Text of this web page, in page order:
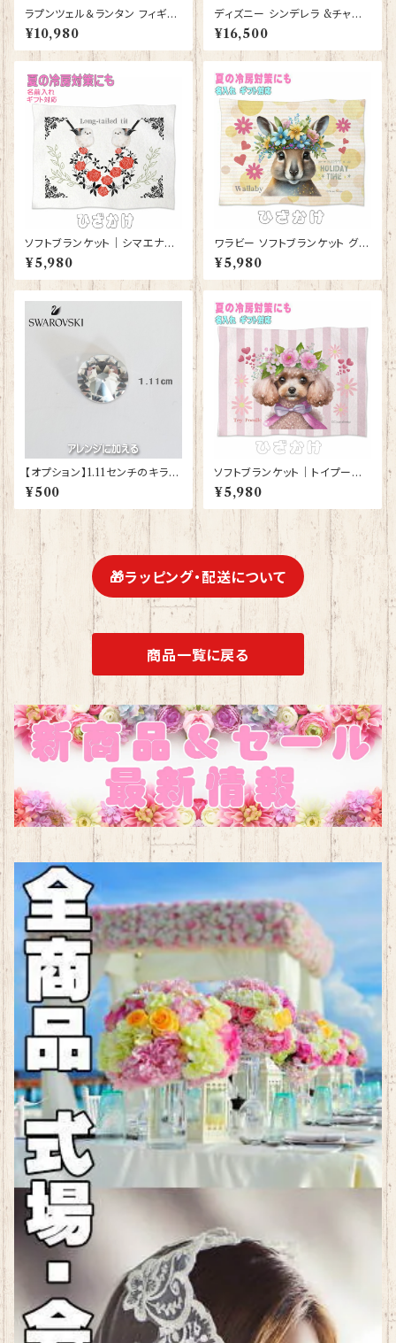
ラプンツェル＆ランタン フィギュ
ア プレゼント ギフト グッズ 誕生
日プレゼント 人形 置物 ジムシ
ョア グッズ Disney Tradition
記念日 JIM SHORE ディズニ
ーランド ディズニーシー ディズ
ニーワールド ディズニー
¥10,980
ディズニー シンデレラ &チャー
ミング王子 フィギュア プレゼン
ト ギフト グッズ 誕生日 人形 置
物 ジムショア グッズ Disney T
暦祝い お祝い 結婚記念日 JIM
SHORE ディズニーランド ディ
ズニーシー ディズニーワールド
¥16,500
ソフトブランケット｜シマエナガ
グッズ ひざかけ 毛布【型番 SB-
132】モダン しまえなが プレゼ
ント ギフト
¥5,980
ワラビー ソフトブランケット グッ
ズ ひざかけ 毛布雑貨 誕生日プ
レゼント ギフト【型番 SB-1000
9】お花の王冠
¥5,980
【オプション】1.11センチのキラキ
ラ スワロフスキーをアレンジに
さらにプラスする
¥500
ソフトブランケット｜トイプード
ル 犬 かわいいグッズ 雑貨 ひざ
かけ 毛布 誕生日プレゼント ギ
フト【型番 SB-10003】お花の
¥5,980
🎁ラッピング・配送について
商品一覧に戻る